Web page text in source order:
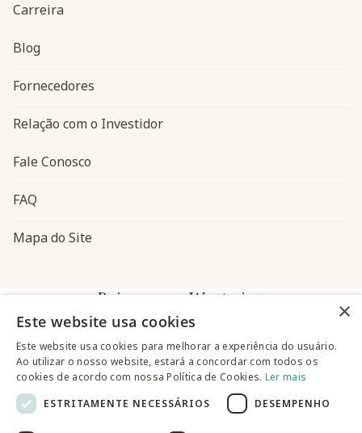
Navegação do rodapé
Carreira
Blog
Fornecedores
Relação com o Investidor
Fale Conosco
FAQ
Mapa do Site
Baixe o app Westwing
@westwingbr
×
Este website usa cookies
Este website usa cookies para melhorar a experiência do usuário.
Ao utilizar o nosso website, estará a concordar com todos os
cookies de acordo com nossa Política de Cookies. Ler mais
ESTRITAMENTE NECESSÁRIOS
DESEMPENHO